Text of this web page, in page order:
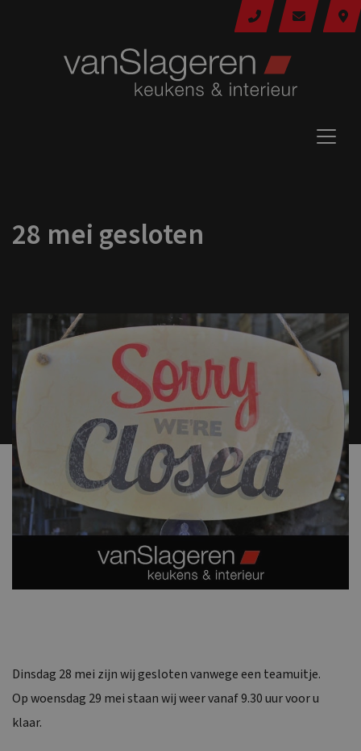
28 mei gesloten
Dinsdag 28 mei zijn wij gesloten vanwege een teamuitje.
Op woensdag 29 mei staan wij weer vanaf 9.30 uur voor u
klaar.